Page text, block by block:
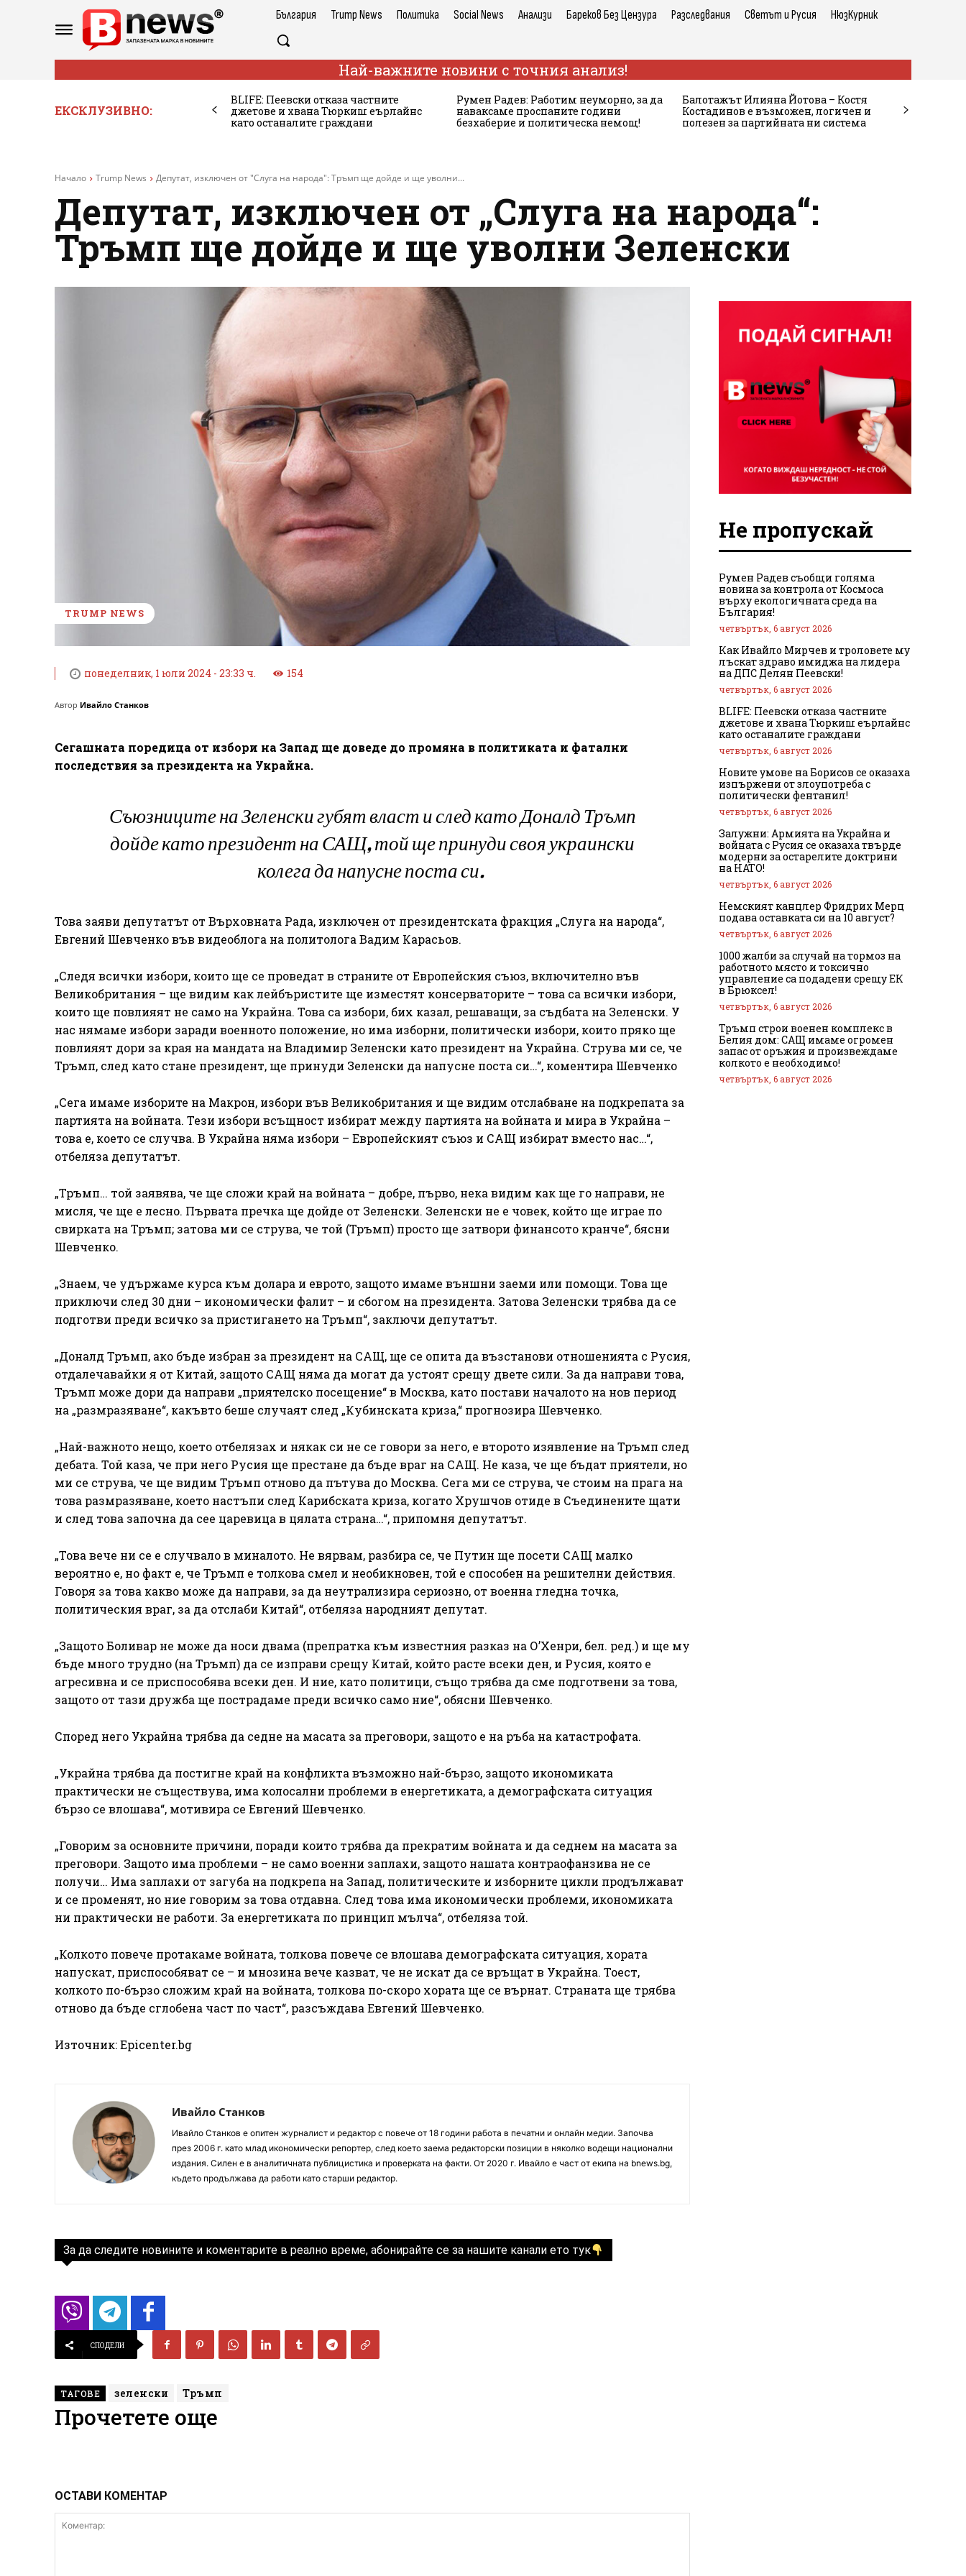
България Trump News Политика Social News Анализи Бареков Без Цензура Разследвания Светът и Русия НюзКурник
Най-важните новини с точния анализ!
ЕКСКЛУЗИВНО:
BLIFE: Пеевски отказа частните
джетове и хвана Тюркиш еърлайнс
като останалите граждани
Румен Радев: Работим неуморно, за да
наваксаме проспаните години
безхаберие и политическа немощ!
Балотажът Илияна Йотова – Костя
Костадинов е възможен, логичен и
полезен за партийната ни система
Начало Trump News Депутат, изключен от "Слуга на народа": Тръмп ще дойде и ще уволни...
Депутат, изключен от „Слуга на народа“:
Тръмп ще дойде и ще уволни Зеленски
TRUMP NEWS
понеделник, 1 юли 2024 - 23:33 ч. 154
Автор Ивайло Станков
Сегашната поредица от избори на Запад ще доведе до промяна в политиката и фатални
последствия за президента на Украйна.
Съюзниците на Зеленски губят власт и след като Доналд Тръмп
дойде като президент на САЩ, той ще принуди своя украински
колега да напусне поста си.
Това заяви депутатът от Върховната Рада, изключен от президентската фракция „Слуга на народа“,
Евгений Шевченко във видеоблога на политолога Вадим Карасьов.
„Следя всички избори, които ще се проведат в страните от Европейския съюз, включително във
Великобритания – ще видим как лейбъристите ще изместят консерваторите – това са всички избори,
които ще повлияят не само на Украйна. Това са избори, бих казал, решаващи, за съдбата на Зеленски. У
нас нямаме избори заради военното положение, но има изборни, политически избори, които пряко ще
повлияят дори за края на мандата на Владимир Зеленски като президент на Украйна. Струва ми се, че
Тръмп, след като стане президент, ще принуди Зеленски да напусне поста си…“, коментира Шевченко
„Сега имаме изборите на Макрон, избори във Великобритания и ще видим отслабване на подкрепата за
партията на войната. Тези избори всъщност избират между партията на войната и мира в Украйна –
това е, което се случва. В Украйна няма избори – Европейският съюз и САЩ избират вместо нас…“,
отбеляза депутатът.
„Тръмп… той заявява, че ще сложи край на войната – добре, първо, нека видим как ще го направи, не
мисля, че ще е лесно. Първата пречка ще дойде от Зеленски. Зеленски не е човек, който ще играе по
свирката на Тръмп; затова ми се струва, че той (Тръмп) просто ще затвори финансото кранче“, бясни
Шевченко.
„Знаем, че удържаме курса към долара и еврото, защото имаме външни заеми или помощи. Това ще
приключи след 30 дни – икономически фалит – и сбогом на президента. Затова Зеленски трябва да се
подготви преди всичко за пристигането на Тръмп“, заключи депутатът.
„Доналд Тръмп, ако бъде избран за президент на САЩ, ще се опита да възстанови отношенията с Русия,
отдалечавайки я от Китай, защото САЩ няма да могат да устоят срещу двете сили. За да направи това,
Тръмп може дори да направи „приятелско посещение“ в Москва, като постави началото на нов период
на „размразяване“, какъвто беше случаят след „Кубинската криза,“ прогнозира Шевченко.
„Най-важното нещо, което отбелязах и някак си не се говори за него, е второто изявление на Тръмп след
дебата. Той каза, че при него Русия ще престане да бъде враг на САЩ. Не каза, че ще бъдат приятели, но
ми се струва, че ще видим Тръмп отново да пътува до Москва. Сега ми се струва, че стоим на прага на
това размразяване, което настъпи след Карибската криза, когато Хрушчов отиде в Съединените щати
и след това започна да сее царевица в цялата страна…“, припомня депутатът.
„Това вече ни се е случвало в миналото. Не вярвам, разбира се, че Путин ще посети САЩ малко
вероятно е, но факт е, че Тръмп е толкова смел и необикновен, той е способен на решителни действия.
Говоря за това какво може да направи, за да неутрализира сериозно, от военна гледна точка,
политическия враг, за да отслаби Китай“, отбеляза народният депутат.
„Защото Боливар не може да носи двама (препратка към известния разказ на О’Хенри, бел. ред.) и ще му
бъде много трудно (на Тръмп) да се изправи срещу Китай, който расте всеки ден, и Русия, която е
агресивна и се приспособява всеки ден. И ние, като политици, също трябва да сме подготвени за това,
защото от тази дружба ще пострадаме преди всичко само ние“, обясни Шевченко.
Според него Украйна трябва да седне на масата за преговори, защото е на ръба на катастрофата.
„Украйна трябва да постигне край на конфликта възможно най-бързо, защото икономиката
практически не съществува, има колосални проблеми в енергетиката, а демографската ситуация
бързо се влошава“, мотивира се Евгений Шевченко.
„Говорим за основните причини, поради които трябва да прекратим войната и да седнем на масата за
преговори. Защото има проблеми – не само военни заплахи, защото нашата контраофанзива не се
получи… Има заплахи от загуба на подкрепа на Запад, политическите и изборните цикли продължават
и се променят, но ние говорим за това отдавна. След това има икономически проблеми, икономиката
ни практически не работи. За енергетиката по принцип мълча“, отбеляза той.
„Колкото повече протакаме войната, толкова повече се влошава демографската ситуация, хората
напускат, приспособяват се – и мнозина вече казват, че не искат да се връщат в Украйна. Тоест,
колкото по-бързо сложим край на войната, толкова по-скоро хората ще се върнат. Страната ще трябва
отново да бъде сглобена част по част“, ​​разсъждава Евгений Шевченко.
Източник: Epicenter.bg
Ивайло Станков
Ивайло Станков е опитен журналист и редактор с повече от 18 години работа в печатни и онлайн медии. Започва
през 2006 г. като млад икономически репортер, след което заема редакторски позиции в няколко водещи национални
издания. Силен е в аналитичната публицистика и проверката на факти. От 2020 г. Ивайло е част от екипа на bnews.bg,
където продължава да работи като старши редактор.
За да следите новините и коментарите в реално време, абонирайте се за нашите канали ето тук
СПОДЕЛИ
ТАГОВЕ зеленски Тръмп
Прочетете още
ОСТАВИ КОМЕНТАР
Не пропускай
Румен Радев съобщи голяма
новина за контрола от Космоса
върху екологичната среда на
България!
четвъртък, 6 август 2026
Как Ивайло Мирчев и троловете му
лъскат здраво имиджа на лидера
на ДПС Делян Пеевски!
четвъртък, 6 август 2026
BLIFE: Пеевски отказа частните
джетове и хвана Тюркиш еърлайнс
като останалите граждани
четвъртък, 6 август 2026
Новите умове на Борисов се оказаха
изпържени от злоупотреба с
политически фентанил!
четвъртък, 6 август 2026
Залужни: Армията на Украйна и
войната с Русия се оказаха твърде
модерни за остарелите доктрини
на НАТО!
четвъртък, 6 август 2026
Немският канцлер Фридрих Мерц
подава оставката си на 10 август?
четвъртък, 6 август 2026
1000 жалби за случай на тормоз на
работното място и токсично
управление са подадени срещу ЕК
в Брюксел!
четвъртък, 6 август 2026
Тръмп строи военен комплекс в
Белия дом: САЩ имаме огромен
запас от оръжия и произвеждаме
колкото е необходимо!
четвъртък, 6 август 2026